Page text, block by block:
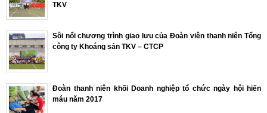
TKV
Sôi nổi chương trình giao lưu của Đoàn viên thanh niên Tổng
công ty Khoáng sản TKV – CTCP
Đoàn thanh niên khối Doanh nghiệp tổ chức ngày hội hiến
máu năm 2017